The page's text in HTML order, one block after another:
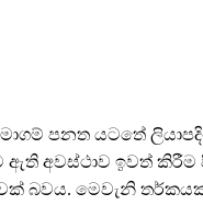
පනත යටතේ
අවස්ථාව ඉවත් කිරීම
බවය. මෙවැනි